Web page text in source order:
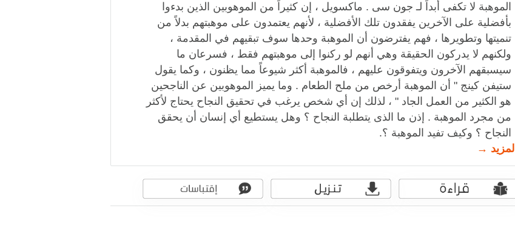
الموهبة لا تكفى أبداً لـ جون سى . ماكسويل ، إن كثيراً من الموهوبين الذين بدءوا
بأفضلية على الآخرين يفقدون تلك الأفضلية ، لأنهم يعتمدون على موهبتهم بدلاً من
تنميتها وتطويرها ، فهم يفترضون أن الموهبة وحدها سوف تبقيهم في المقدمة ،
ولكنهم لا يدركون الحقيقة وهي أنهم لو ركنوا إلى موهبتهم فقط ، فسرعان ما
سيسبقهم الآخرون ويتفوقون عليهم ، فالموهبة أكثر شيوعاً مما يظنون ، وكما يقول
ستيفن كينج " أن الموهبة أرخص من ملح الطعام . وما يميز الموهوبين عن الناجحين
هو الكثير من العمل الجاد " ، لذلك إن أي شخص يرغب في تحقيق النجاح يحتاج لأكثر
من مجرد الموهبة . إذن ما الذى يتطلبة النجاح ؟ وهل يستطيع أي إنسان أن يحقق
النجاح ؟ وكيف تفيد الموهبة ؟.
المزيد →